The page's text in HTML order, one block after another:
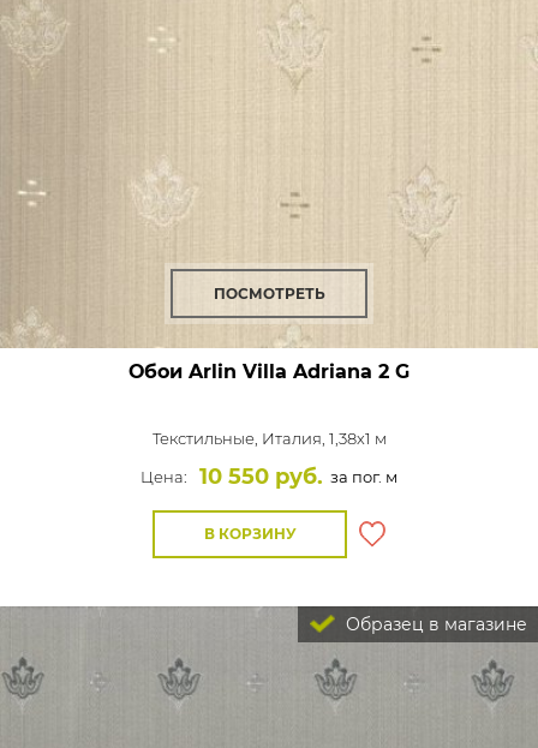
ПОСМОТРЕТЬ
Обои Arlin Villa Adriana 2 G
Текстильные, Италия, 1,38x1 м
Цена:
10 550 руб. за пог. м
В КОРЗИНУ
Образец в магазине